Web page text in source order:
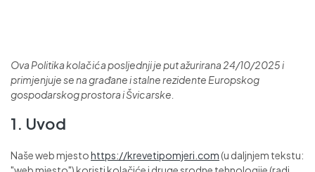
Ova Politika kolačića posljednji je put ažurirana 24/10/2025 i
primjenjuje se na građane i stalne rezidente Europskog
gospodarskog prostora i Švicarske.
1. Uvod
Naše web mjestohttps://krevetipomjeri.com(u daljnjem tekstu: